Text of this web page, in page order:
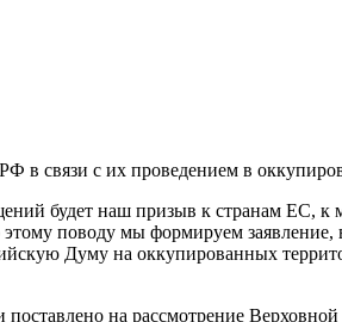
в связи с их проведением в
будет наш призыв к странам ЕС,
поводу мы формируем
Думу на оккупированных
поставлено на рассмотрение